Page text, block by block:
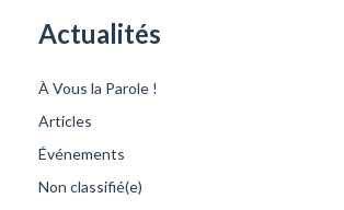
Actualités
À Vous la Parole !
Articles
Événements
Non classifié(e)